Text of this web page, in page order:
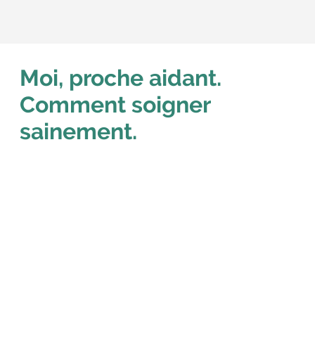
Moi, proche aidant.
Comment soigner
sainement.